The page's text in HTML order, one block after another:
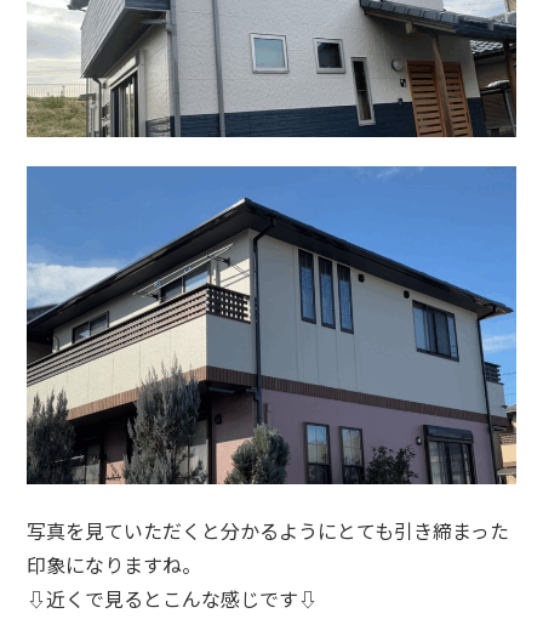
写真を見ていただくと分かるようにとても引き締まった
印象になりますね。
⇩近くで見るとこんな感じです⇩